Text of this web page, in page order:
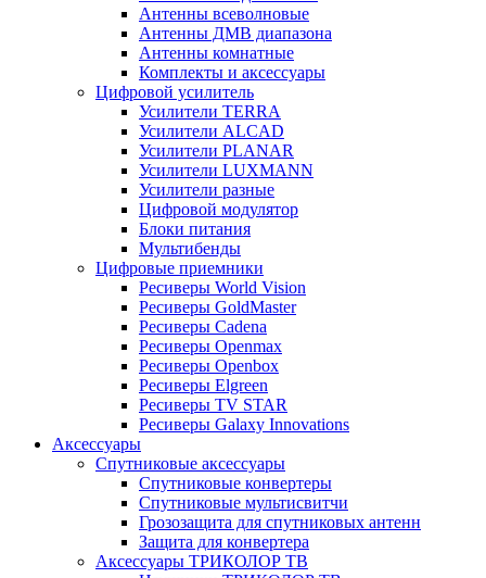
Антенны всеволновые
Антенны ДМВ диапазона
Антенны комнатные
Комплекты и аксессуары
Цифровой усилитель
Усилители TERRA
Усилители ALCAD
Усилители PLANAR
Усилители LUXMANN
Усилители разные
Цифровой модулятор
Блоки питания
Мультибенды
Цифровые приемники
Ресиверы World Vision
Ресиверы GoldMaster
Ресиверы Cadena
Ресиверы Openmax
Ресиверы Openbox
Ресиверы Elgreen
Ресиверы TV STAR
Ресиверы Galaxy Innovations
Аксессуары
Спутниковые аксессуары
Спутниковые конвертеры
Спутниковые мультисвитчи
Грозозащита для спутниковых антенн
Защита для конвертера
Аксессуары ТРИКОЛОР ТВ